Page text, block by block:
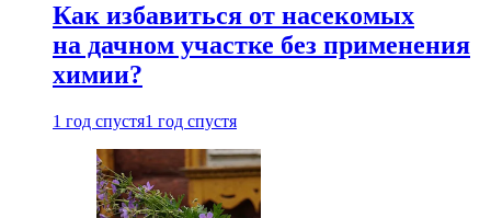
Как избавиться от насекомых
на дачном участке без применения
химии?
1 год спустя1 год спустя